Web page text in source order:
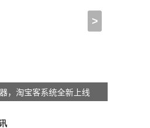
要做可行性分析。包括软硬件、
>
，淘宝客系统全新上线